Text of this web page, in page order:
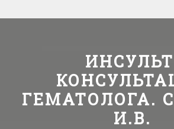
ГЕМАТОЛОГА.
И.В.